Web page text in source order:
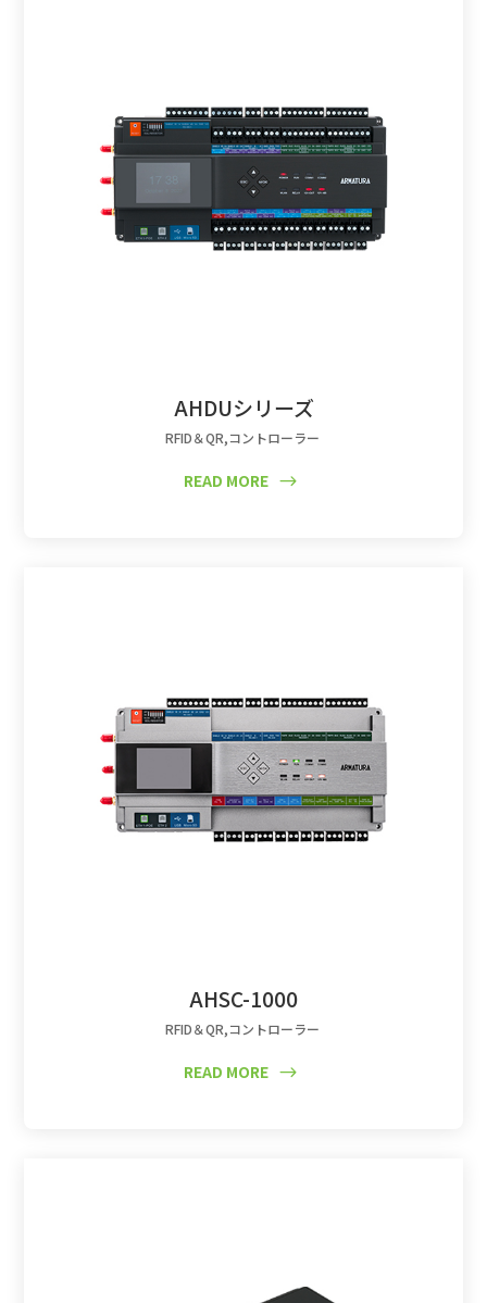
AHDUシリーズ
RFID＆QR,コントローラー
READ MORE $
AHSC-1000
RFID＆QR,コントローラー
READ MORE $